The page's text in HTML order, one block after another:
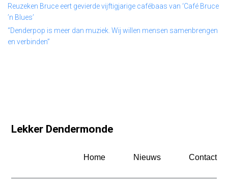
Reuzeken Bruce eert gevierde vijftigjarige cafébaas van ‘Café Bruce
’n Blues’
“Denderpop is meer dan muziek. Wij willen mensen samenbrengen
en verbinden”
Lekker Dendermonde
Home Nieuws Contact